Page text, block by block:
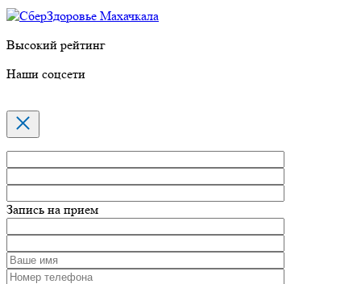
Высокий рейтинг
Наши соцсети
Запись на прием